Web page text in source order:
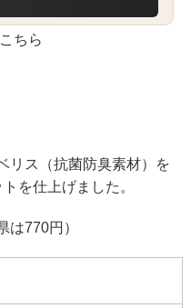
ちら
リス（抗菌防臭素材）を
を仕上げました。
770円）